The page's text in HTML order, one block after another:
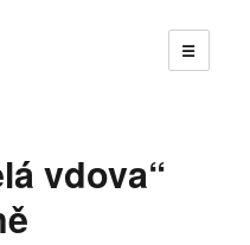
☰
vdova“